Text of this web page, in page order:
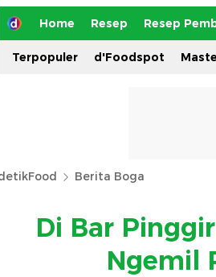
Home Resep Resep
Terpopuler d'Foodspot
Berita Boga
Di Bar
Ngemil